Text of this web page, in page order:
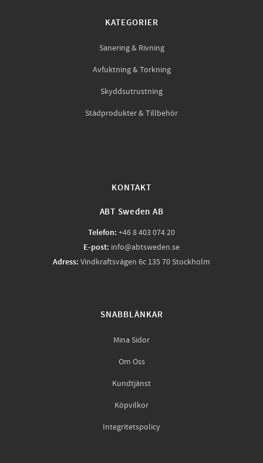
KATEGORIER
Sanering & Rivning
Avfuktning & Torkning
Skyddsutrustning
Städprodukter & Tillbehör
KONTAKT
ABT Sweden AB
Telefon: +46 8 403 074 20
E-post: info@abtsweden.se
Adress: Vindkraftsvägen 6c 135 70 Stockholm
SNABBLÄNKAR
Mina Sidor
Om Oss
Kundtjänst
Köpvilkor
Integritetspolicy